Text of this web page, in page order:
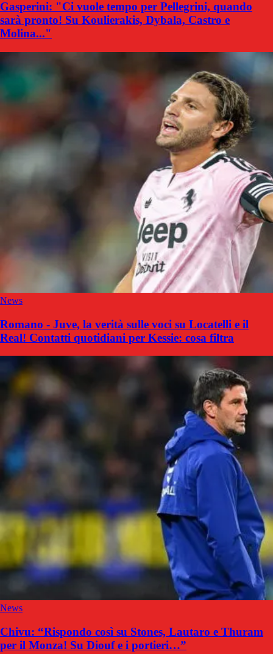
Gasperini: "Ci vuole tempo per Pellegrini, quando
sarà pronto! Su Koulierakis, Dybala, Castro e
Molina..."
News
Romano - Juve, la verità sulle voci su Locatelli e il
Real! Contatti quotidiani per Kessie: cosa filtra
News
Chivu: “Rispondo così su Stones, Lautaro e Thuram
per il Monza! Su Diouf e i portieri…”